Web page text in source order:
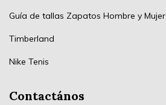
Guía de tallas Zapatos Hombre y Mujer
Timberland
Nike Tenis
Contactános